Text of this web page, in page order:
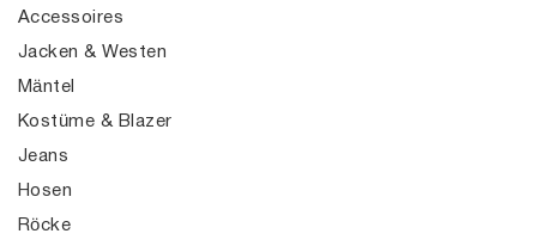
Accessoires
Jacken & Westen
Mäntel
Kostüme & Blazer
Jeans
Hosen
Röcke